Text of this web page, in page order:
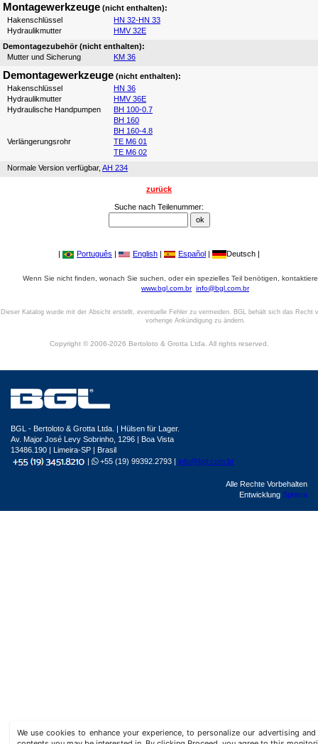
Montagewerkzeuge (nicht enthalten):
Hakenschlüssel
HN 32-HN 33
Hydraulikmutter
HMV 32E
Demontagezubehör (nicht enthalten):
Mutter und Sicherung
KM 36
Demontagewerkzeuge (nicht enthalten):
Hakenschlüssel
HN 36
Hydraulikmutter
HMV 36E
Hydraulische Handpumpen
BH 100-0.7
BH 160
BH 160-4.8
Verlängerungsrohr
TE M6 01
TE M6 02
Normale Version verfügbar, AH 234
zurück
Suche nach Teilenummer:
| Português | English | Español | Deutsch |
Wenn Sie nicht finden, wonach Sie suchen, oder ein spezielles Teil benötigen,
www.bgl.com.br info@bgl.com.br
Dieser Katalog wurde mit der Absicht erstellt, eventuelle Fehler zu vermeiden. BGL behält sich das Recht
vorherige Ankündigung zu ändern.
Copyright © 2006-2026 Bertoloto & Grotta Ltda. All rights reserved.
We use cookies to enhance your experience, to personalize our advertising
BGL - Bertoloto & Grotta Ltda. | Hülsen für Lager.
Av. Major José Levy Sobrinho, 1296 | Boa Vista
13486.190 | Limeira-SP | Brasil
|
+55 (19) 99392.2793 | info@bgl.com.br
Alle Rechte Vorbehalten
Entwicklung Sphera